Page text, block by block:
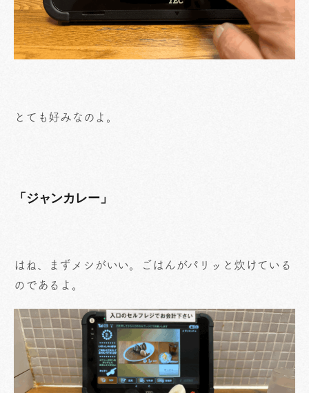
とても好みなのよ。
「ジャンカレー」
はね、まずメシがいい。ごはんがパリッと炊けている
のであるよ。